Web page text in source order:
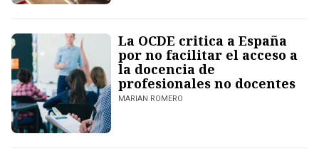
La OCDE critica a España
por no facilitar el acceso a
la docencia de
profesionales no docentes
MARIAN ROMERO